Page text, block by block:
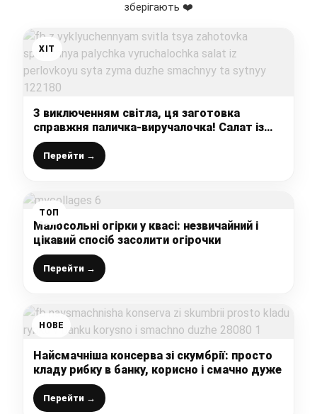
зберігають ❤️
ХІТ
З виключенням світла, ця заготовка
справжня паличка-виручалочка! Салат із
перловкою «Сита зима» – дуже смачний та
ситний!
Перейти →
ТОП
Малосольні огірки у квасі: незвичайний і
цікавий спосіб засолити огірочки
Перейти →
НОВЕ
Найсмачніша консерва зі скумбрії: просто
кладу рибку в банку, корисно і смачно дуже
Перейти →